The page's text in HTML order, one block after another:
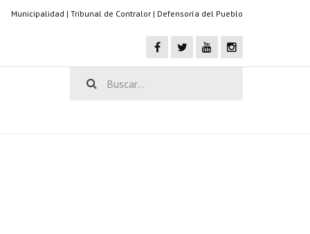
Municipalidad | Tribunal de Contralor | Defensoría del Pueblo